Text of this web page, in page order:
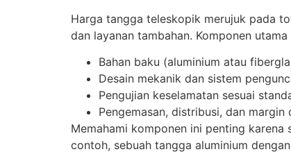
Harga tangga teleskopik merujuk pada
dan layanan tambahan. Komponen
Bahan baku (aluminium atau
Desain mekanik dan sistem
Pengujian keselamatan sesuai
Pengemasan, distribusi, dan
Memahami komponen ini penting
contoh, sebuah tangga aluminium